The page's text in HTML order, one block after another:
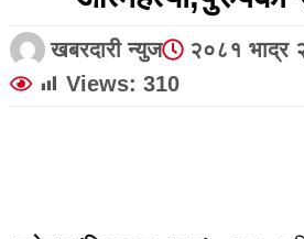
खबरदारी न्युज
२०८१ भाद्र
Views: 310